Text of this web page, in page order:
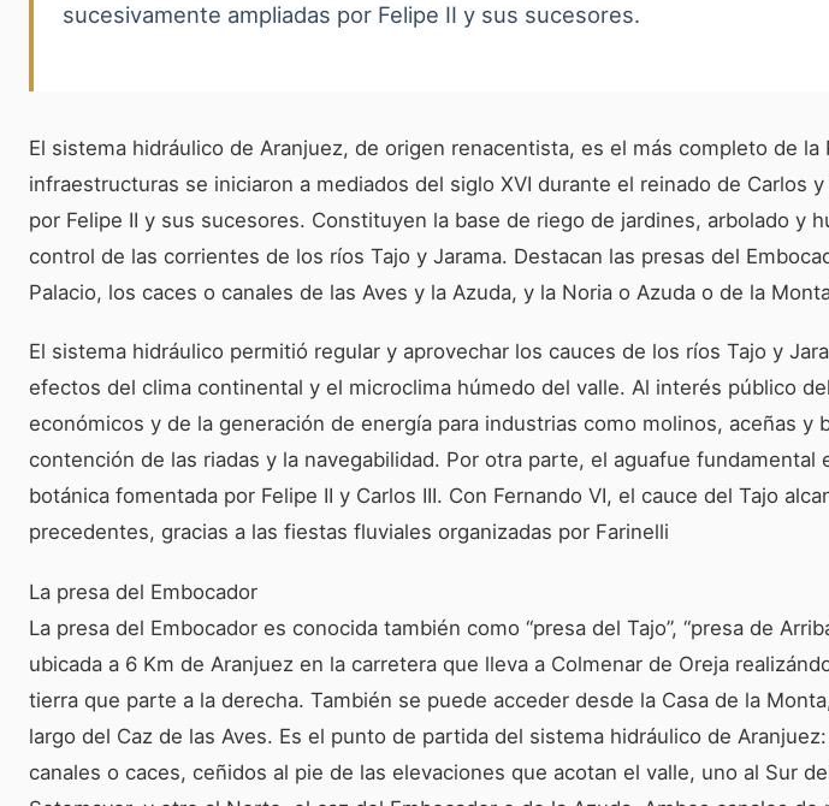
sucesivamente ampliadas por Felipe II y sus sucesores.
El sistema hidráulico de Aranjuez, de origen renacentista, es el más completo de la
infraestructuras se iniciaron a mediados del siglo XVI durante el reinado de Carlos
por Felipe II y sus sucesores. Constituyen la base de riego de jardines, arbolado y
control de las corrientes de los ríos Tajo y Jarama. Destacan las presas del
Palacio, los caces o canales de las Aves y la Azuda, y la Noria o Azuda o de la
El sistema hidráulico permitió regular y aprovechar los cauces de los ríos Tajo y
efectos del clima continental y el microclima húmedo del valle. Al interés público
económicos y de la generación de energía para industrias como molinos, aceñas y
contención de las riadas y la navegabilidad. Por otra parte, el aguafue fundamental
botánica fomentada por Felipe II y Carlos III. Con Fernando VI, el cauce del Tajo
precedentes, gracias a las fiestas fluviales organizadas por Farinelli
La presa del Embocador
La presa del Embocador es conocida también como “presa del Tajo”, “presa de
ubicada a 6 Km de Aranjuez en la carretera que lleva a Colmenar de Oreja
tierra que parte a la derecha. También se puede acceder desde la Casa de la
largo del Caz de las Aves. Es el punto de partida del sistema hidráulico de
canales o caces, ceñidos al pie de las elevaciones que acotan el valle, uno al Sur